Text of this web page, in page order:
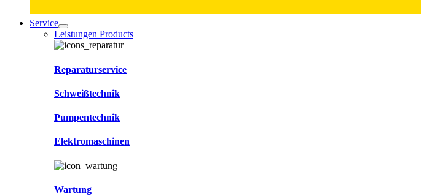
Service
Leistungen Products
Reparaturservice
Schweißtechnik
Pumpentechnik
Elektromaschinen
Wartung